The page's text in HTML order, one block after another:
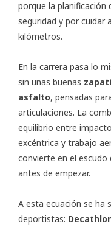
porque la planificación
seguridad y por cuidar
kilómetros.
En la carrera pasa lo
sin unas buenas
asfalto, pensadas
articulaciones. La
equilibrio entre
excéntrica y trabajo
convierte en el
antes de empezar.
A esta ecuación se ha
deportistas: